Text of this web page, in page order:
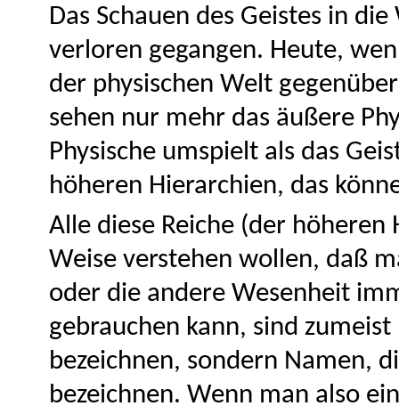
Das Schauen des Geistes in
verloren gegangen. Heute,
der physischen Welt
sehen nur mehr das äußere
Physische umspielt als das
höheren Hierarchien, das
Alle diese Reiche (der
Weise verstehen wollen, daß
oder die andere Wesenheit
gebrauchen kann, sind
bezeichnen, sondern Namen,
bezeichnen. Wenn man also